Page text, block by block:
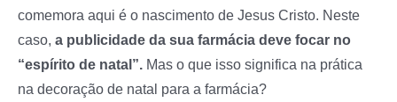
comemora aqui é o nascimento de Jesus Cristo. Neste
caso, a publicidade da sua farmácia deve focar no
“espírito de natal”. Mas o que isso significa na prática
na decoração de natal para a farmácia?